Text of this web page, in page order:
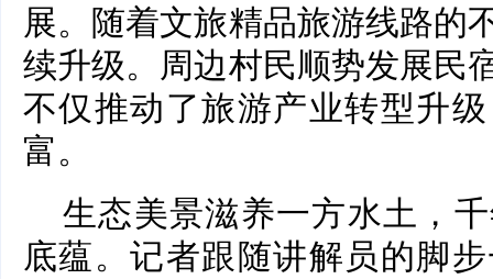
展。随着文旅精品旅游线路的
续升级。周边村民顺势发展民
不仅推动了旅游产业转型升
富。
生态美景滋养一方水土，
底蕴。记者跟随讲解员的脚